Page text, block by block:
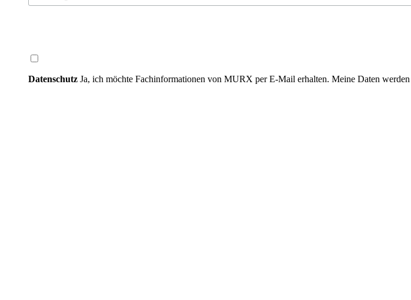
Datenschutz Ja, ich möchte Fachinformationen von MURX per E-Mail erhalten. Meine Daten